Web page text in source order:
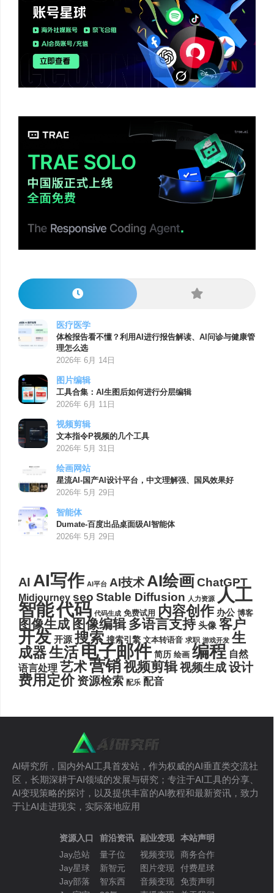
医疗医学
体检报告看不懂？利用AI进行报告解读、AI问诊与健康管
理怎么选
2026年 6月 14日
图片编辑
工具合集：AI生图后如何进行分层编辑
2026年 6月 11日
视频剪辑
文本指令P视频的几个工具
2026年 5月 31日
绘画网站
星流AI-国产AI设计平台，中文理解强、国风效果好
2026年 5月 29日
智能体
Dumate-百度出品桌面级AI智能体
2026年 5月 29日
AI AI写作 AI平台 AI技术AI绘画ChatGPT
Midjourney seo Stable Diffusion 人力资源 人工
智能代码 代码生成 免费试用 内容创作 办公 博客
图像生成 图像编辑 多语言支持 头像 客户
开发 开源 搜索 搜索引擎 文本转语音 求职 游戏开发 生
成器生活电子邮件 简历 绘画 编程 自然
语言处理 艺术营销视频剪辑视频生成设计
费用定价 资源检索 配乐 配音
AI研究所，国内外AI工具首发站，作为权威的AI垂直类交流社
区，长期深耕于AI领域的发展与研究；专注于AI工具的分享、
AI变现策略的探讨，以及提供丰富的AI教程和最新资讯，致力
于让AI走进现实，实际落地应用
资源入口
Jay总站
Jay星球
Jay部落
前沿资讯
量子位
新智元
智东西
副业变现
视频变现
图片变现
音频变现
本站声明
商务合作
付费星球
免责声明